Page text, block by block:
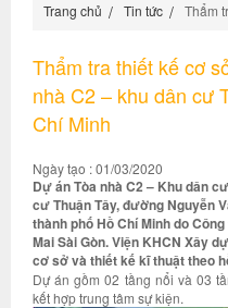
Trang chủ Tin tức Thẩm
Thẩm tra thiết kế cơ
nhà C2 – khu dân cư
Chí Minh
Ngày tạo : 01/03/2020
Dự án Tòa nhà C2 – Khu dân
cư Thuận Tây, đường Nguyễn
thành phố Hồ Chí Minh do
Mai Sài Gòn. Viện KHCN Xây
cơ sở và thiết kế kĩ thuật theo
Dự án gồm 02 tầng nổi và 03
kết hợp trung tâm sự kiện.